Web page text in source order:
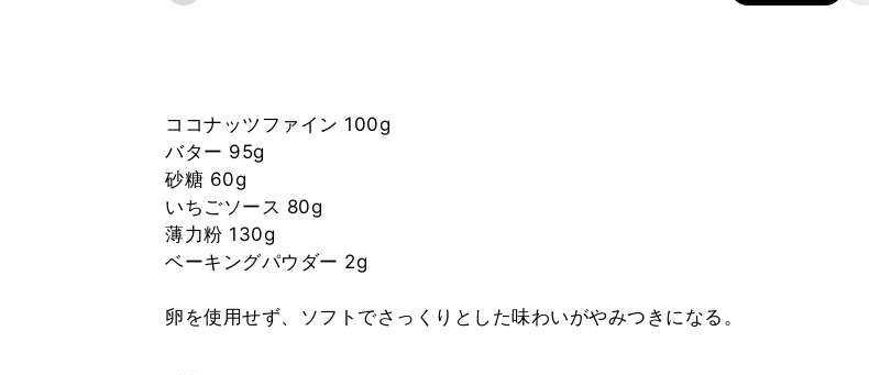
ココナッツファイン 100g
バター 95g
砂糖 60g
いちごソース 80g
薄力粉 130g
ベーキングパウダー 2g
卵を使用せず、ソフトでさっくりとした味わいがやみつきになる。